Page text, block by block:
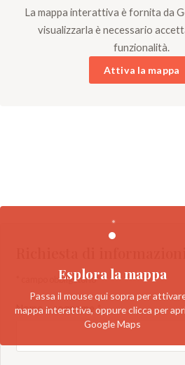
La mappa interattiva è fornita da
visualizzarla è necessario
funzionalità.
Attiva la mappa
Esplora la mappa
Passa il mouse qui sopra per
mappa interattiva, oppure clicca per
Google Maps
* campo obbligatorio
Nome e cognome*